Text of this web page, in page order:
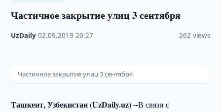
Частичное закрытие улиц 3 сентября
UzDaily ·02.09.2019 ·20:27 262 views
Частичное закрытие улиц 3 сентября
Ташкент, Узбекистан (UzDaily.uz) --В связи с